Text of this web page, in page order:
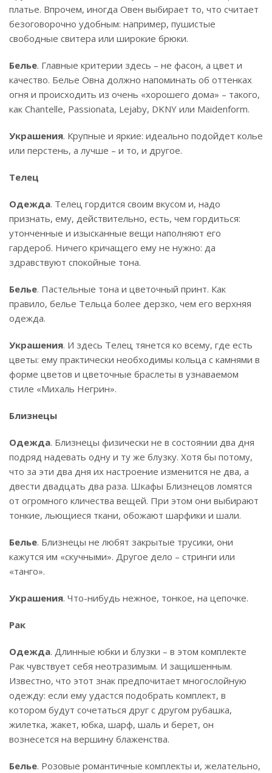
платье. Впрочем, иногда Овен выбирает то, что считает
безоговорочно удобным: например, пушистые
свободные свитера или широкие брюки.
Белье. Главные критерии здесь – не фасон, а цвет и
качество. Белье Овна должно напоминать об оттенках
огня и происходить из очень «хорошего дома» – такого,
как Chantelle, Passionata, Lejaby, DKNY или Maidenform.
Украшения. Крупные и яркие: идеально подойдет колье
или перстень, а лучше – и то, и другое.
Телец
Одежда. Телец гордится своим вкусом и, надо
признать, ему, действительно, есть, чем гордиться:
утонченные и изысканные вещи наполняют его
гардероб. Ничего кричащего ему не нужно: да
здравствуют спокойные тона.
Белье. Пастельные тона и цветочный принт. Как
правило, белье Тельца более дерзко, чем его верхняя
одежда.
Украшения. И здесь Телец тянется ко всему, где есть
цветы: ему практически необходимы кольца с камнями в
форме цветов и цветочные браслеты в узнаваемом
стиле «Михаль Негрин».
Близнецы
Одежда. Близнецы физически не в состоянии два дня
подряд надевать одну и ту же блузку. Хотя бы потому,
что за эти два дня их настроение изменится не два, а
двести двадцать два раза. Шкафы Близнецов ломятся
от огромного кличества вещей. При этом они выбирают
тонкие, льющиеся ткани, обожают шарфики и шали.
Белье. Близнецы не любят закрытые трусики, они
кажутся им «скучными». Другое дело – стринги или
«танго».
Украшения. Что-нибудь нежное, тонкое, на цепочке.
Рак
Одежда. Длинные юбки и блузки – в этом комплекте
Рак чувствует себя неотразимым. И защишенным.
Известно, что этот знак предпочитает многослойную
одежду: если ему удастся подобрать комплект, в
котором будут сочетаться друг с другом рубашка,
жилетка, жакет, юбка, шарф, шаль и берет, он
вознесется на вершину блаженства.
Белье. Розовые романтичные комплекты и, желательно,